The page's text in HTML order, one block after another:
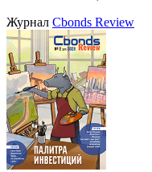
Журнал Cbonds Review